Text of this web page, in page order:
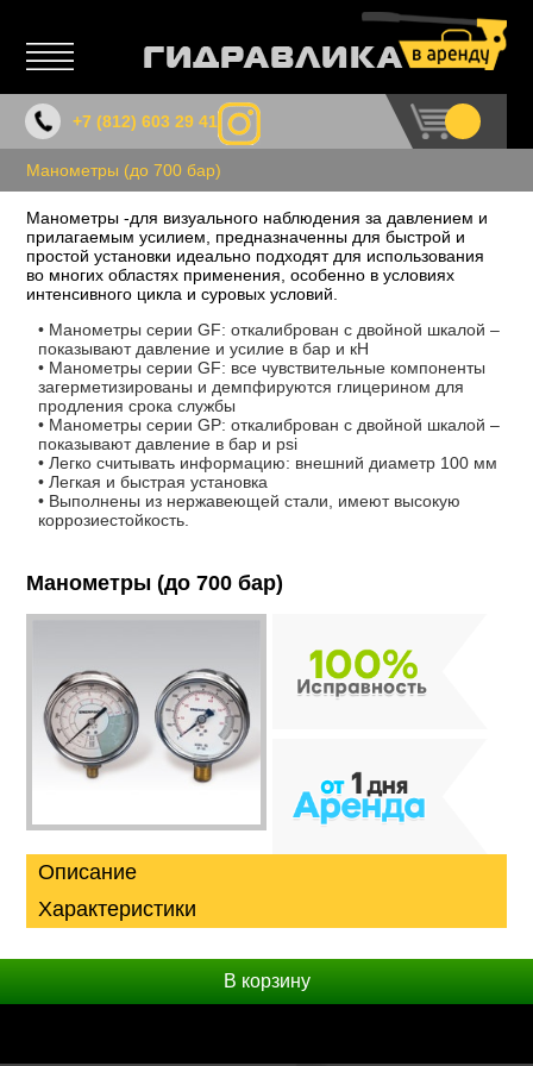
+7 (812)603 29 41
Манометры (до 700 бар)
Манометры (до 700 бар)
В корзину
Описание
Манометры -для визуального наблюдения за давлением и
прилагаемым усилием, предназначенны для быстрой и
простой установки идеально подходят для использования
во многих областях применения, особенно в условиях
интенсивного цикла и суровых условий.
• Манометры серии GF: откалиброван с двойной шкалой –
показывают давление и усилие в бар и кН
• Манометры серии GF: все чувствительные компоненты
загерметизированы и демпфируются глицерином для
продления срока службы
• Манометры серии GР: откалиброван с двойной шкалой –
показывают давление в бар и psi
• Легко считывать информацию: внешний диаметр 100 мм
• Легкая и быстрая установка
• Выполнены из нержавеющей стали, имеют высокую
коррозиестойкость.
Характеристики
Рабочее давление, бар 700